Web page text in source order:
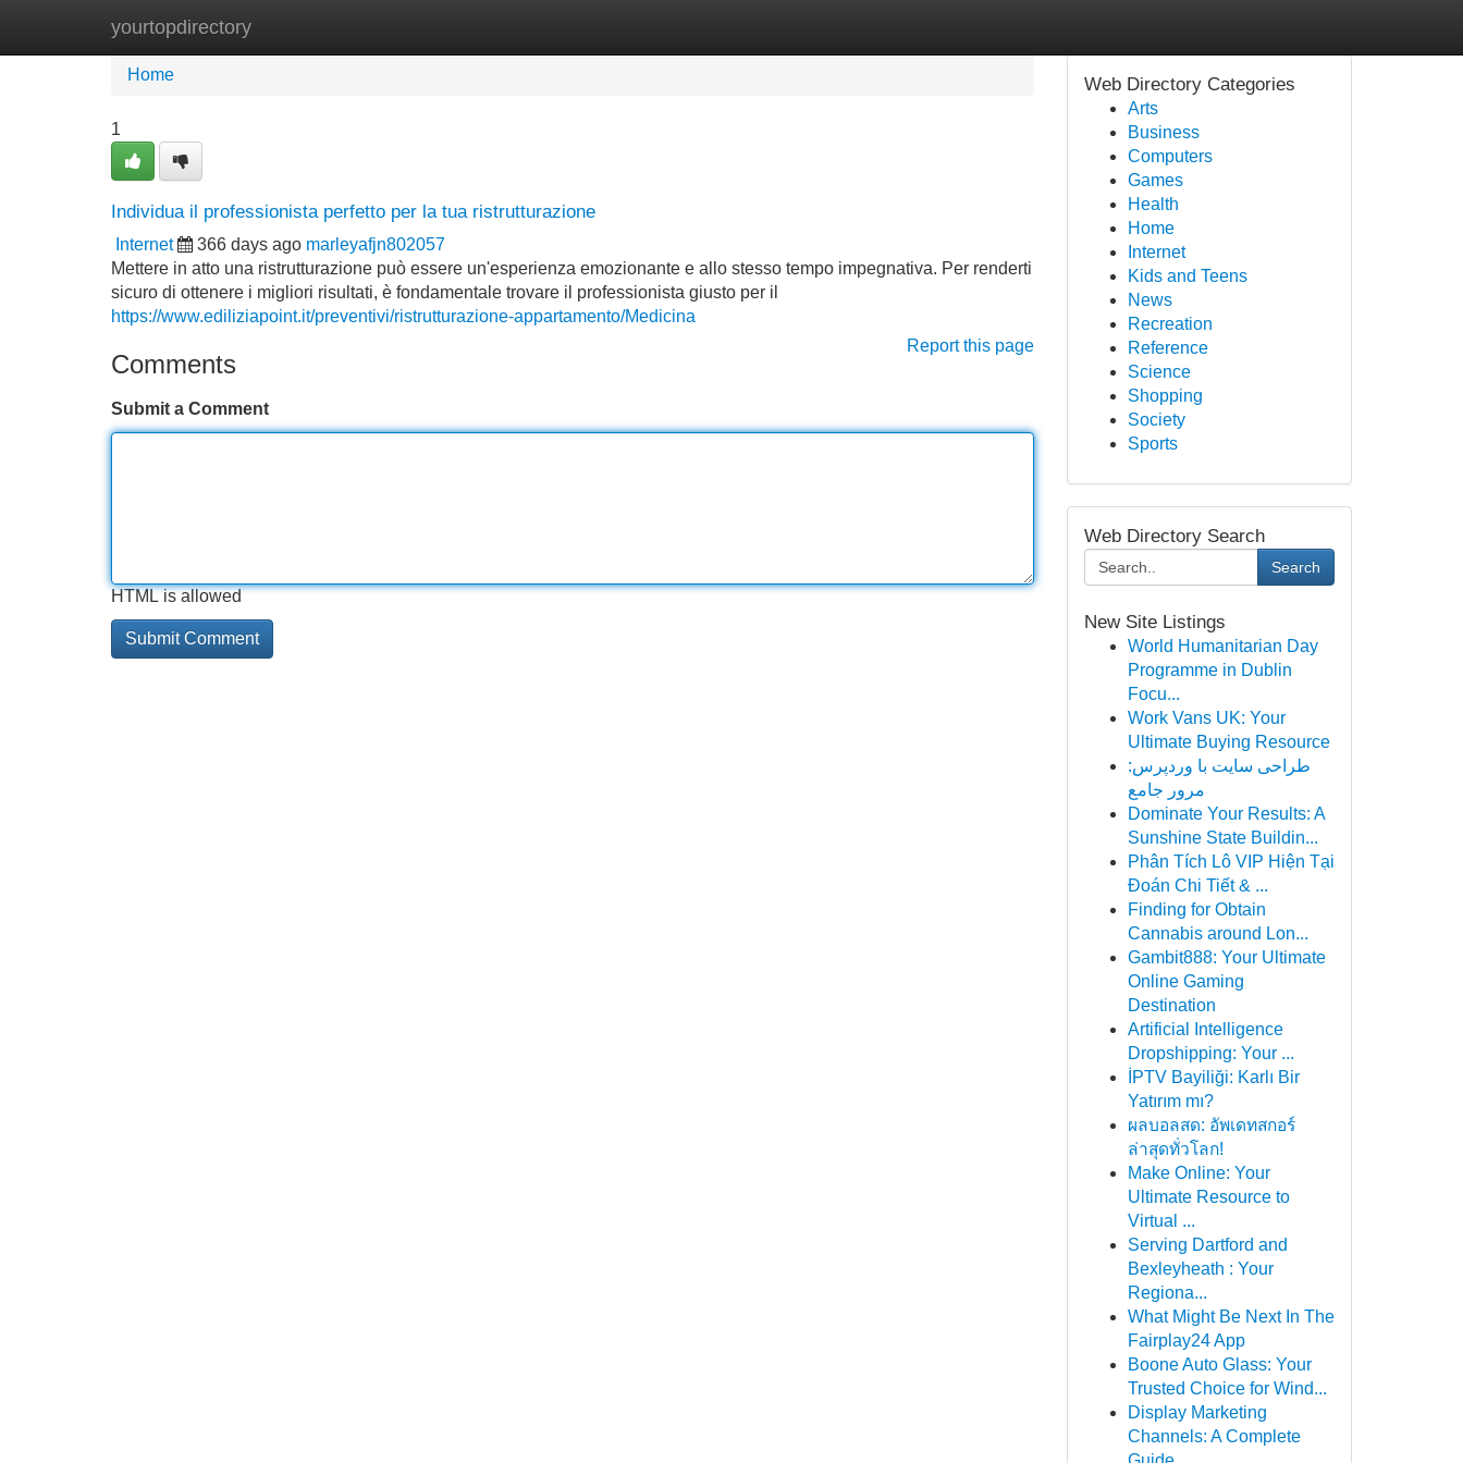
yourtopdirectory
Home New Site Listings
Home
1
Individua il professionista perfetto per la tua ristrutturazione
Internet 366 days ago marleyafjn802057
Mettere in atto una ristrutturazione può essere un'esperienza emozionante e allo stesso tempo impegnativa. Per renderti
sicuro di ottenere i migliori risultati, è fondamentale trovare il professionista giusto per il
https://www.ediliziapoint.it/preventivi/ristrutturazione-appartamento/Medicina
Report this page
Comments
Submit a Comment
HTML is allowed
Web Directory Categories
Arts
Business
Computers
Games
Health
Home
Internet
Kids and Teens
News
Recreation
Reference
Science
Shopping
Society
Sports
Web Directory Search
Search
New Site Listings
World Humanitarian Day
Programme in Dublin
Focu...
Work Vans UK: Your
Ultimate Buying Resource
طراحی سایت با وردپرس:
مرور جامع
Dominate Your Results: A
Sunshine State Buildin...
Phân Tích Lô VIP Hiện Tại
Đoán Chi Tiết & ...
Finding for Obtain
Cannabis around Lon...
Gambit888: Your Ultimate
Online Gaming
Destination
Artificial Intelligence
Dropshipping: Your ...
İPTV Bayiliği: Karlı Bir
Yatırım mı?
ผลบอลสด: อัพเดทสกอร์
ล่าสุดทั่วโลก!
Make Online: Your
Ultimate Resource to
Virtual ...
Serving Dartford and
Bexleyheath : Your
Regiona...
What Might Be Next In The
Fairplay24 App
Boone Auto Glass: Your
Trusted Choice for Wind...
Display Marketing
Channels: A Complete